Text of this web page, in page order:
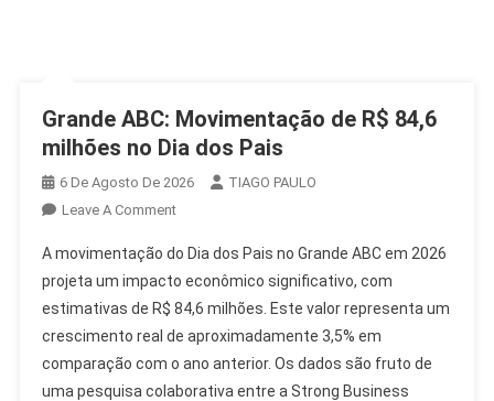
Grande ABC: Movimentação de R$ 84,6
milhões no Dia dos Pais
6 De Agosto De 2026
TIAGO PAULO
Leave A CommentOn
ABC:
Movimentação
De
R$
84,6
Milhões
A movimentação do Dia dos Pais no Grande ABC em 2026
projeta um impacto econômico significativo, com
estimativas de R$ 84,6 milhões. Este valor representa um
crescimento real de aproximadamente 3,5% em
comparação com o ano anterior. Os dados são fruto de
uma pesquisa colaborativa entre a Strong Business